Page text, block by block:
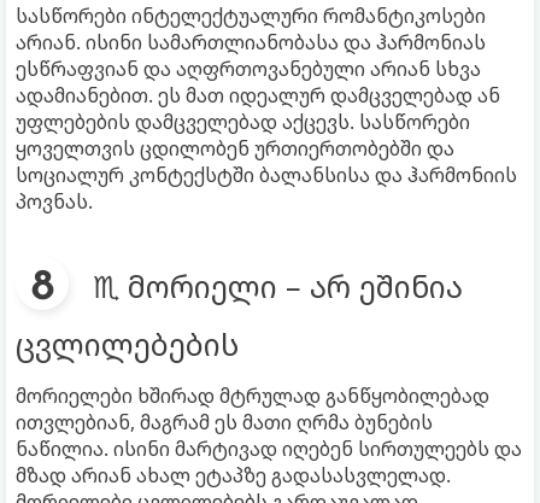
სასწორები ინტელექტუალური რომანტიკოსები
არიან. ისინი სამართლიანობასა და ჰარმონიას
ესწრაფვიან და აღფრთოვანებული არიან სხვა
ადამიანებით. ეს მათ იდეალურ დამცველებად ან
უფლებების დამცველებად აქცევს. სასწორები
ყოველთვის ცდილობენ ურთიერთობებში და
სოციალურ კონტექსტში ბალანსისა და ჰარმონიის
პოვნას.
♏ მორიელი – არ ეშინია
ცვლილებების
მორიელები ხშირად მტრულად განწყობილებად
ითვლებიან, მაგრამ ეს მათი ღრმა ბუნების
ნაწილია. ისინი მარტივად იღებენ სირთულეებს და
მზად არიან ახალ ეტაპზე გადასასვლელად.